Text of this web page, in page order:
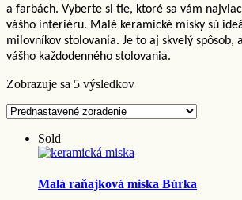
a farbách. Vyberte si tie, ktoré sa vám
vášho interiéru. Malé keramické misky sú
milovníkov stolovania. Je to aj skvelý spôsob,
vášho každodenného stolovania.
Zobrazuje sa 5 výsledkov
Sold
Malá raňajková miska Búrka